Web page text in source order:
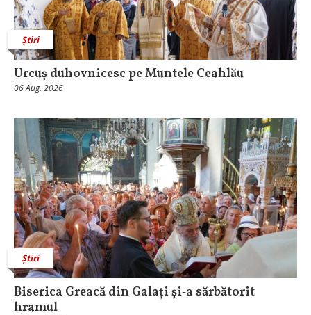
Știri
Urcuş duhovnicesc pe Muntele Ceahlău
06 Aug, 2026
Știri
Biserica Greacă din Galați și‑a sărbătorit
hramul